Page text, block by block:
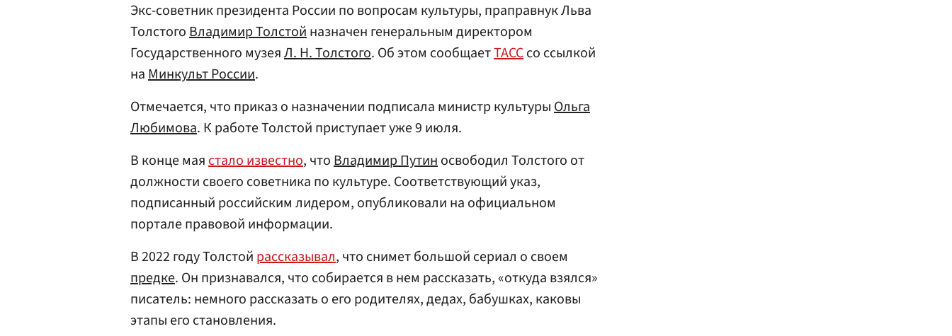
Экс-советник президента России по вопросам культуры, праправнук Льва
ТолстогоВладимир Толстойназначен генеральным директором
Государственного музеяЛ. Н. Толстого. Об этом сообщаетТАССсо ссылкой
наМинкульт России.
Отмечается, что приказ о назначении подписала министр культурыОльга
Любимова. К работе Толстой приступает уже 9 июля.
В конце маястало известно, чтоВладимир Путиносвободил Толстого от
должности своего советника по культуре. Соответствующий указ,
подписанный российским лидером, опубликовали на официальном
портале правовой информации.
В 2022 году Толстой рассказывал, что снимет большой сериал о своем
предке. Он признавался, что собирается в нем рассказать, «откуда взялся»
писатель: немного рассказать о его родителях, дедах, бабушках, каковы
этапы его становления.